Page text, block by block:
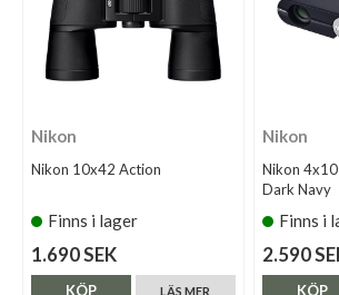
Nikon
Nikon 10x42 Action
Finns i lager
1.690 SEK
LÄS MER
KÖP
Nikon
Nikon
Dark Navy
Finns i
2.590
KÖP